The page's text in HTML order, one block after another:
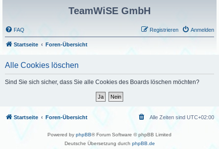
TeamWiSE GmbH
FAQ Anmelden
Registrieren
Startseite Foren-Übersicht
Alle Cookies löschen
Sind Sie sich sicher, dass Sie alle Cookies des Boards löschen möchten?
Startseite Foren-Übersicht Alle Zeiten sind UTC+02:00
Powered by phpBB® Forum Software © phpBB Limited
Deutsche Übersetzung durch phpBB.de